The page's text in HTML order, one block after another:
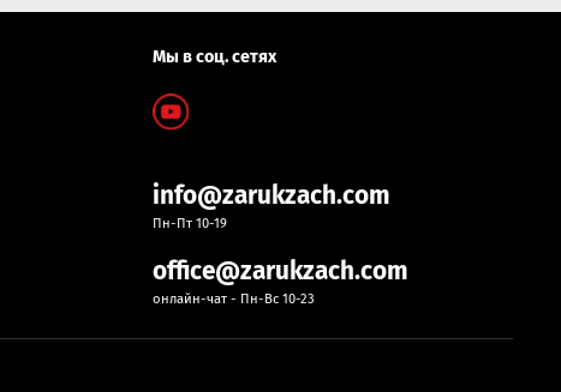
Мы в соц. сетях
info@zarukzach.com
Пн-Пт 10-19
office@zarukzach.com
онлайн-чат - Пн-Вс 10-23